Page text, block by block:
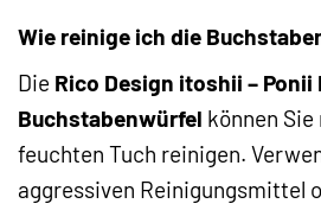
Wie reinige ich die
Die Rico Design itoshii – Ponii
Buchstabenwürfel können
feuchten Tuch reinigen.
aggressiven Reinigungsmittel